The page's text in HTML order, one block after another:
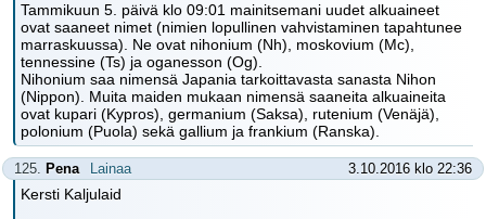
Tammikuun 5. päivä klo 09:01 mainitsemani uudet alkuaineet
ovat saaneet nimet (nimien lopullinen vahvistaminen tapahtunee
marraskuussa). Ne ovat nihonium (Nh), moskovium (Mc),
tennessine (Ts) ja oganesson (Og).
Nihonium saa nimensä Japania tarkoittavasta sanasta Nihon
(Nippon). Muita maiden mukaan nimensä saaneita alkuaineita
ovat kupari (Kypros), germanium (Saksa), rutenium (Venäjä),
polonium (Puola) sekä gallium ja frankium (Ranska).
125. Pena Lainaa 3.10.2016 klo 22:36
Kersti Kaljulaid